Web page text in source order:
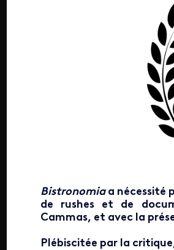
Bistronomia a nécessité
de rushes et de
Cammas, et avec la
Plébiscitée par la